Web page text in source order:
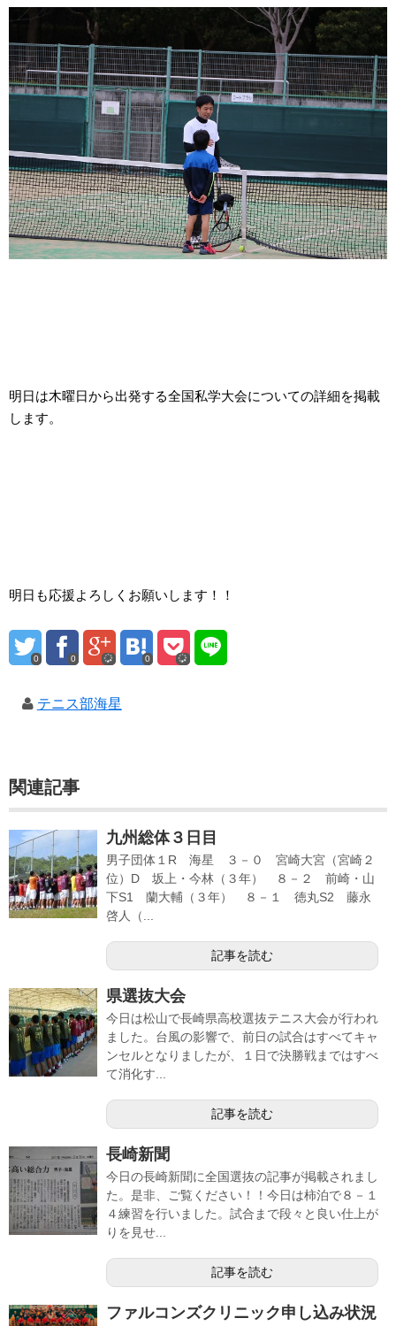
明日は木曜日から出発する全国私学大会についての詳細を掲載
します。
明日も応援よろしくお願いします！！
0 0 0
テニス部海星
関連記事
九州総体３日目
男子団体１R 海星 ３－０ 宮崎大宮（宮崎２
位）D 坂上・今林（３年） ８－２ 前崎・山
下S1 蘭大輔（３年） ８－１ 徳丸S2 藤永
啓人（...
記事を読む
県選抜大会
今日は松山で長崎県高校選抜テニス大会が行われ
ました。台風の影響で、前日の試合はすべてキャ
ンセルとなりましたが、１日で決勝戦まではすべ
て消化す...
記事を読む
長崎新聞
今日の長崎新聞に全国選抜の記事が掲載されまし
た。是非、ご覧ください！！今日は柿泊で８－１
４練習を行いました。試合まで段々と良い仕上が
りを見せ...
記事を読む
ファルコンズクリニック申し込み状況